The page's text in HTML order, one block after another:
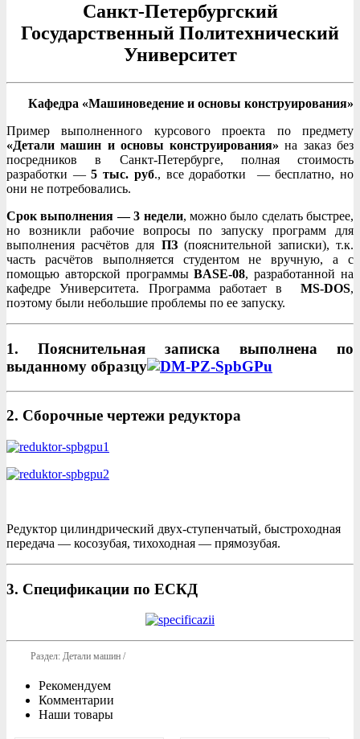
Санкт-Петербургский
Государственный Политехнический
Университет
Кафедра «Машиноведение и основы конструирования»
Пример выполненного курсового проекта по предмету
«Детали машин и основы конструирования» на заказ без
посредников в Санкт-Петербурге, полная стоимость
разработки —5 тыс. руб., все доработки — бесплатно, но
они не потребовались.
Срок выполнения — 3 недели, можно было сделать быстрее,
но возникли рабочие вопросы по запуску программ для
выполнения расчётов для ПЗ(пояснительной записки), т.к.
часть расчётов выполняется студентом не вручную, а с
помощью авторской программыBASE-08, разработанной на
кафедре Университета. Программа работает в MS-DOS,
поэтому были небольшие проблемы по ее запуску.
1. Пояснительная записка выполнена по
выданному образцу
2. Сборочные чертежи редуктора
Редуктор цилиндрический двух-ступенчатый, быстроходная
передача — косозубая, тихоходная — прямозубая.
3. Спецификации по ЕСКД
Раздел: Детали машин /
Рекомендуем
Комментарии
Наши товары